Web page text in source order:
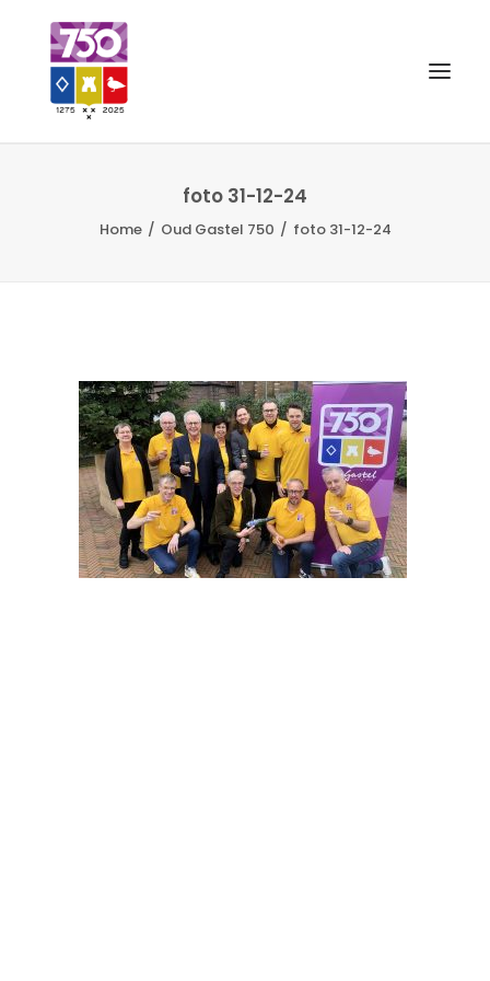
OUD GASTEL 750
EVENEMENTEN
VRIENDEN VAN
CONTACT
foto 31-12-24
Home Oud Gastel 750 foto 31-12-24